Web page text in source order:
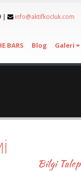
| info@aktifkocluk.com
BARS Blog Galeri
Bilgi